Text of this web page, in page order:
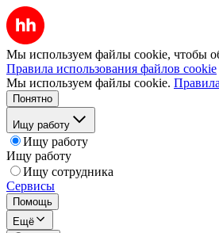
Мы используем файлы cookie, чтобы
Правила использования файлов cookie
Мы используем файлы cookie.
Понятно
Ищу работу
Ищу работу
Ищу работу
Ищу сотрудника
Сервисы
Помощь
Ещё